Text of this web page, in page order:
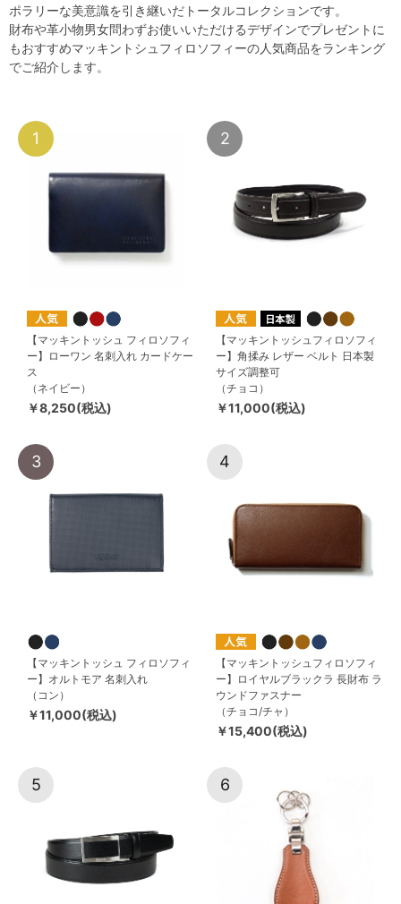
ポラリーな美意識を引き継いだトータルコレクションです。
財布や革小物男女問わずお使いいただけるデザインでプレゼントに
もおすすめマッキントシュフィロソフィーの人気商品をランキング
でご紹介します。
1
【マッキントッシュ フィロソフィ
ー】ローワン 名刺入れ カードケー
ス
（ネイビー）
￥8,250(税込)
2
【マッキントッシュフィロソフィ
ー】角揉み レザー ベルト 日本製
サイズ調整可
（チョコ）
￥11,000(税込)
3
【マッキントッシュ フィロソフィ
ー】オルトモア 名刺入れ
（コン）
￥11,000(税込)
4
【マッキントッシュフィロソフィ
ー】ロイヤルブラックラ 長財布 ラ
ウンドファスナー
（チョコ/チャ）
￥15,400(税込)
5 6